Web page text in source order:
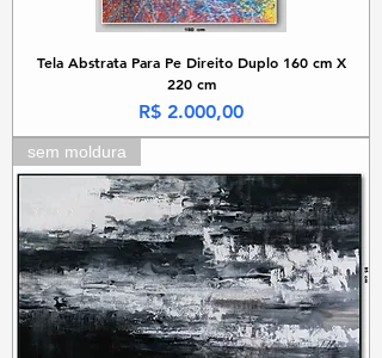
Tela Abstrata Para Pe Direito Duplo 160 cm X
220 cm
Preço
R$ 2.000,00
sem moldura